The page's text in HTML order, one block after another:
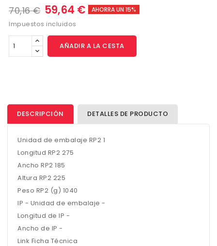
70,16 € 59,64 € AHORRA UN 15%
Impuestos incluidos
AÑADIR A LA CESTA
DESCRIPCIÓN DETALLES DE PRODUCTO
Unidad de embalaje RP2 1
Longitud RP2 275
Ancho RP2 185
Altura RP2 225
Peso RP2 (g) 1040
IP - Unidad de embalaje -
Longitud de IP -
Ancho de IP -
Link Ficha Técnica